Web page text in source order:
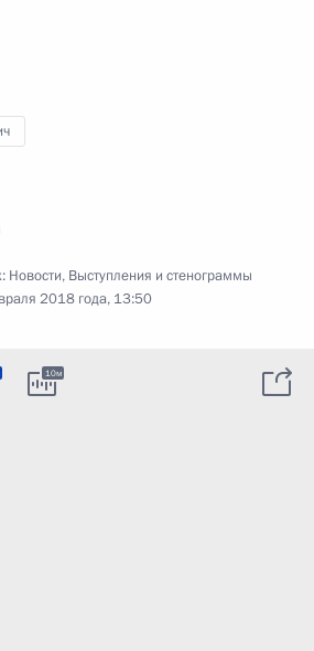
Новости, Выступления и стенограммы
2018 года, 13:50
10м